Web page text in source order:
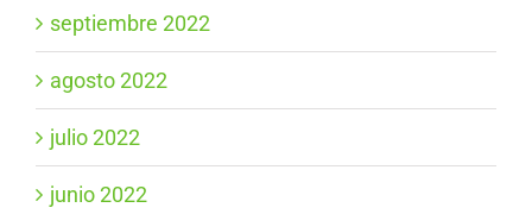
septiembre 2022
agosto 2022
julio 2022
junio 2022